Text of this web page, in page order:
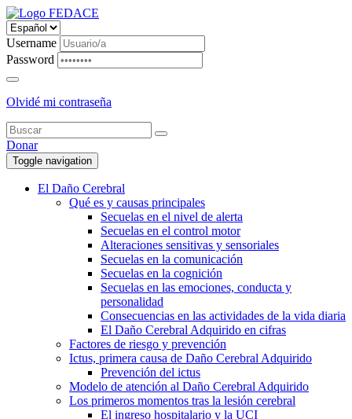
Username
Password
Olvidé mi contraseña
Donar
Toggle navigation
El Daño Cerebral
Qué es y causas principales
Secuelas en el nivel de alerta
Secuelas en el control motor
Alteraciones sensitivas y sensoriales
Secuelas en la comunicación
Secuelas en la cognición
Secuelas en las emociones, conducta y
personalidad
Consecuencias en las actividades de la vida diaria
El Daño Cerebral Adquirido en cifras
Factores de riesgo y prevención
Ictus, primera causa de Daño Cerebral Adquirido
Prevención del ictus
Modelo de atención al Daño Cerebral Adquirido
Los primeros momentos tras la lesión cerebral
El ingreso hospitalario y la UCI